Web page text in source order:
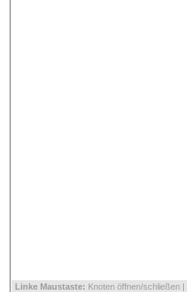
Linke Maustaste: Knoten öffnen/schließen |